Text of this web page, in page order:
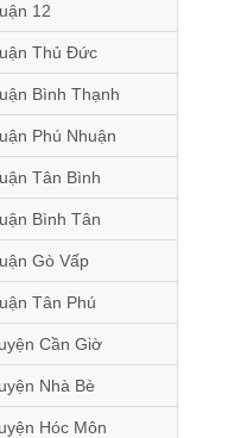
12
Thủ Đức
Bình Thạnh
Phú Nhuận
Tân Bình
Bình Tân
Gò Vấp
Tân Phú
Cần Giờ
Nhà Bè
Hóc Môn